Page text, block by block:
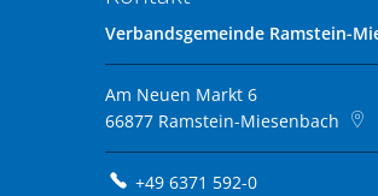
Verbandsgemeinde Ramstein-
Am Neuen Markt 6
66877 Ramstein-Miesenbach
+49 6371 592-0